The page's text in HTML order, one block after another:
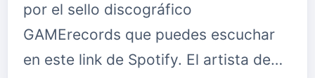
por el sello discográfico
GAMErecords que puedes escuchar
en este link de Spotify. El artista de